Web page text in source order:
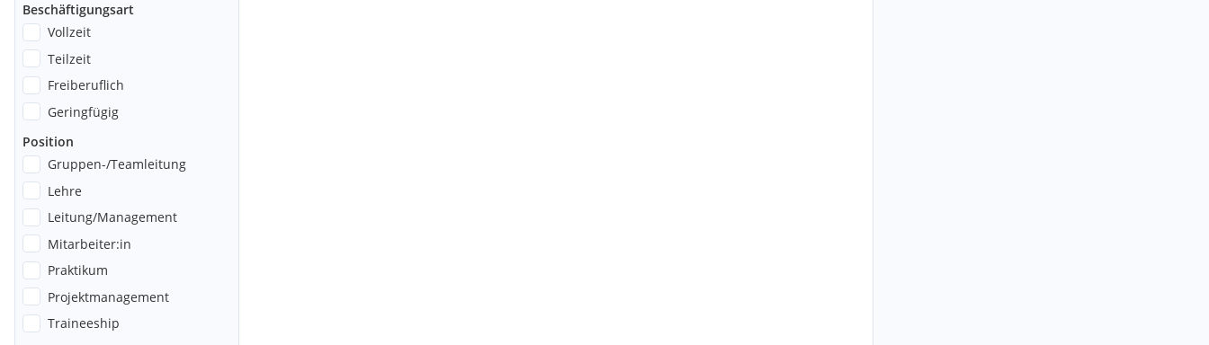
Beschäftigungsart
Vollzeit
Teilzeit
Freiberuflich
Geringfügig
Position
Gruppen-/Teamleitung
Lehre
Leitung/Management
Mitarbeiter:in
Praktikum
Projektmanagement
Traineeship